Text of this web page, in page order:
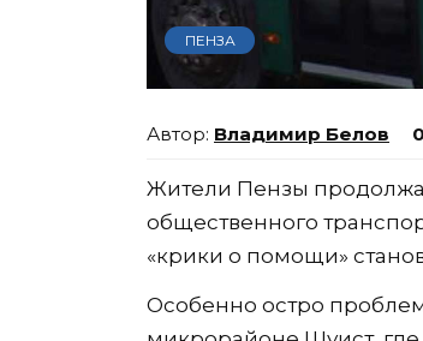
ПЕНЗА
Владимир Белов
Жители Пензы
общественного
«крики о помощи»
Особенно остро